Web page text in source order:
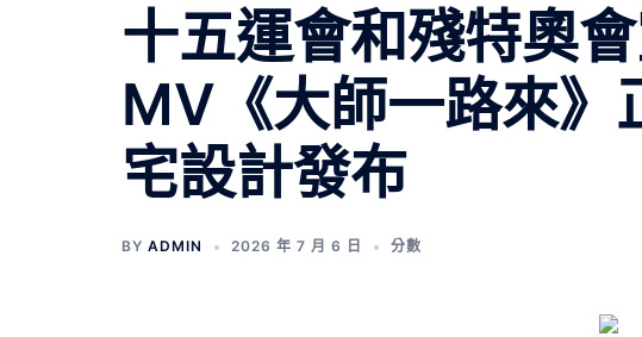
十五運會和殘特奧
MV《大師一路來》
宅設計發布
BY ADMIN 2026 年 7 月 6 日 分數